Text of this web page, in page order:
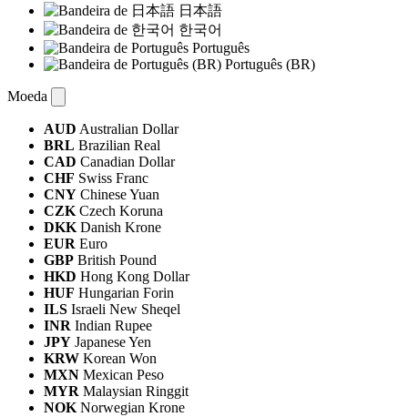
日本語
한국어
Português
Português (BR)
Moeda
AUD Australian Dollar
BRL Brazilian Real
CAD Canadian Dollar
CHF Swiss Franc
CNY Chinese Yuan
CZK Czech Koruna
DKK Danish Krone
EUR Euro
GBP British Pound
HKD Hong Kong Dollar
HUF Hungarian Forin
ILS Israeli New Sheqel
INR Indian Rupee
JPY Japanese Yen
KRW Korean Won
MXN Mexican Peso
MYR Malaysian Ringgit
NOK Norwegian Krone